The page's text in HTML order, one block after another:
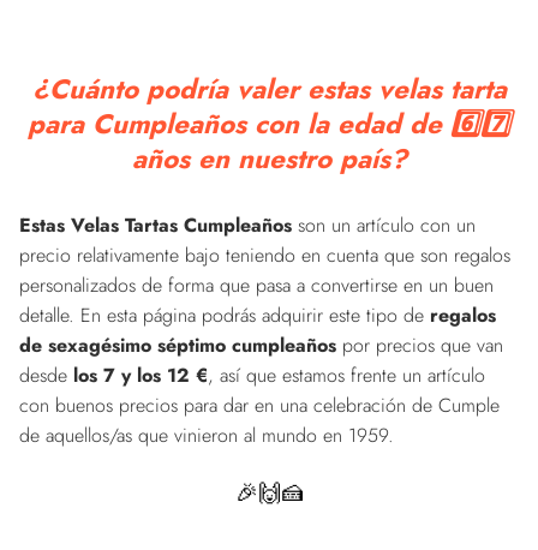
¿Cuánto podría valer estas velas tarta
para Cumpleaños con la edad de 6️⃣7️⃣
años en nuestro país?
Estas Velas Tartas Cumpleaños son un artículo con un
precio relativamente bajo teniendo en cuenta que son regalos
personalizados de forma que pasa a convertirse en un buen
detalle. En esta página podrás adquirir este tipo de regalos
de sexagésimo séptimo cumpleaños por precios que van
desde los 7 y los 12 €, así que estamos frente un artículo
con buenos precios para dar en una celebración de Cumple
de aquellos/as que vinieron al mundo en 1959.
🎉🙌🍰